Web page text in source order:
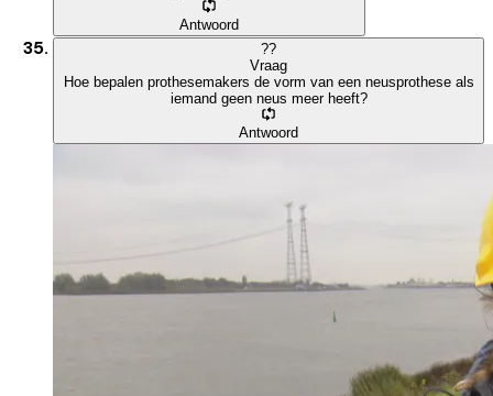
Antwoord
??
Vraag
Hoe bepalen prothesemakers de vorm van een neusprothese als
iemand geen neus meer heeft?
Antwoord